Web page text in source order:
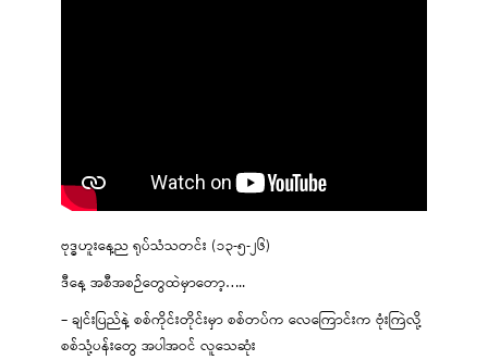
ဗုဒ္ဓဟူးနေ့ည ရုပ်သံသတင်း (၁၃-၅-၂၆)
ဒီနေ့ အစီအစဉ်တွေထဲမှာတော့…..
– ချင်းပြည်နဲ့ စစ်ကိုင်းတိုင်းမှာ စစ်တပ်က လေကြောင်းက ဗုံးကြဲလို့
စစ်သုံ့ပန်းတွေ အပါအဝင် လူသေဆုံး